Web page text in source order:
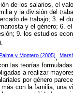
de los salarios, el
y la división del
de trabajo; 3. el
y el género; 6.
9. los estudios
y Montero (2005),
las teorías
a realizar
por género
con la familia, una